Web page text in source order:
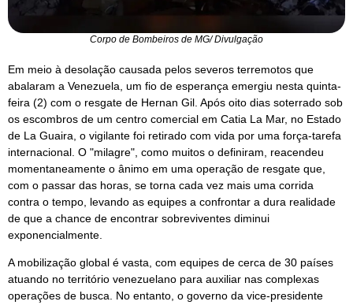
Corpo de Bombeiros de MG/ Divulgação
Em meio à desolação causada pelos severos terremotos que
abalaram a Venezuela, um fio de esperança emergiu nesta quinta-
feira (2) com o resgate de Hernan Gil. Após oito dias soterrado sob
os escombros de um centro comercial em Catia La Mar, no Estado
de La Guaira, o vigilante foi retirado com vida por uma força-tarefa
internacional. O "milagre", como muitos o definiram, reacendeu
momentaneamente o ânimo em uma operação de resgate que,
com o passar das horas, se torna cada vez mais uma corrida
contra o tempo, levando as equipes a confrontar a dura realidade
de que a chance de encontrar sobreviventes diminui
exponencialmente.
A mobilização global é vasta, com equipes de cerca de 30 países
atuando no território venezuelano para auxiliar nas complexas
operações de busca. No entanto, o governo da vice-presidente